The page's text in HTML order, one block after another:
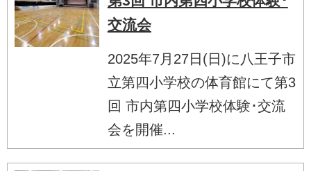
交流会
2025年7月27日(日)に八王子市
立第四小学校の体育館にて第3
回 市内第四小学校体験･交流
会を開催...